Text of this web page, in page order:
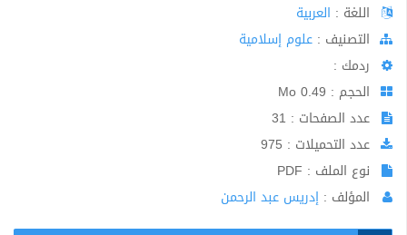
اللغة : العربية
اﻟﺘﺼﻨﻴﻒ : علوم إسلامية
ردمك :
الحجم : 0.49 Mo
عدد الصفحات : 31
عدد التحميلات : 975
نوع الملف : PDF
المؤلف : إدريس عبد الرحمن